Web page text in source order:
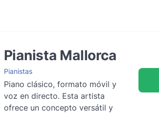
Pianista Mallorca
Pianistas
Piano clásico, formato móvil y
voz en directo. Esta artista
ofrece un concepto versátil y